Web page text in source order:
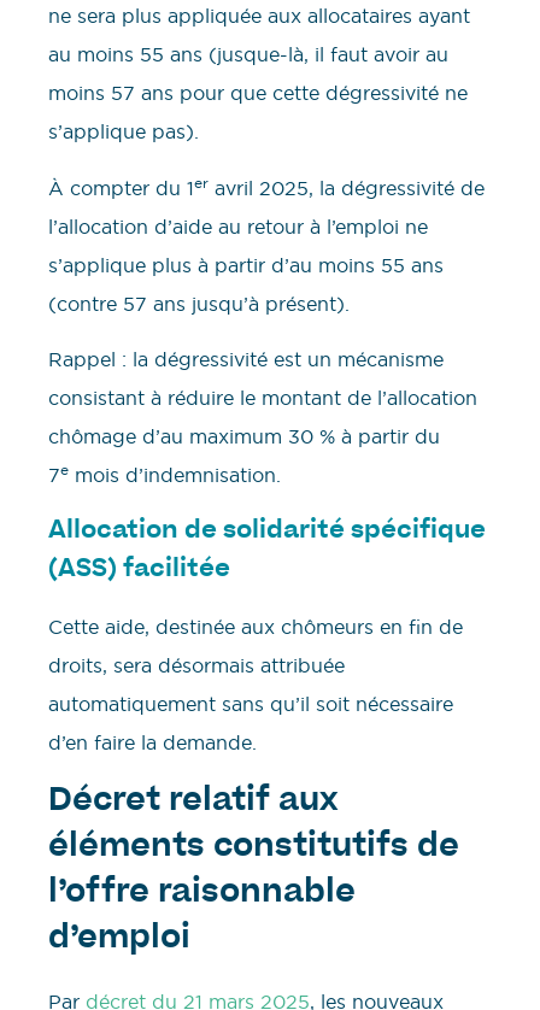
ne sera plus appliquée aux allocataires ayant
au moins 55 ans (jusque-là, il faut avoir au
moins 57 ans pour que cette dégressivité ne
s’applique pas).
À compter du 1er avril 2025, la dégressivité de
l’allocation d’aide au retour à l’emploi ne
s’applique plus à partir d’au moins 55 ans
(contre 57 ans jusqu’à présent).
Rappel : la dégressivité est un mécanisme
consistant à réduire le montant de l’allocation
chômage d’au maximum 30 % à partir du
7e mois d’indemnisation.
Allocation de solidarité spécifique
(ASS) facilitée
Cette aide, destinée aux chômeurs en fin de
droits, sera désormais attribuée
automatiquement sans qu’il soit nécessaire
d’en faire la demande.
Décret relatif aux
éléments constitutifs de
l’offre raisonnable
d’emploi
Par décret du 21 mars 2025, les nouveaux